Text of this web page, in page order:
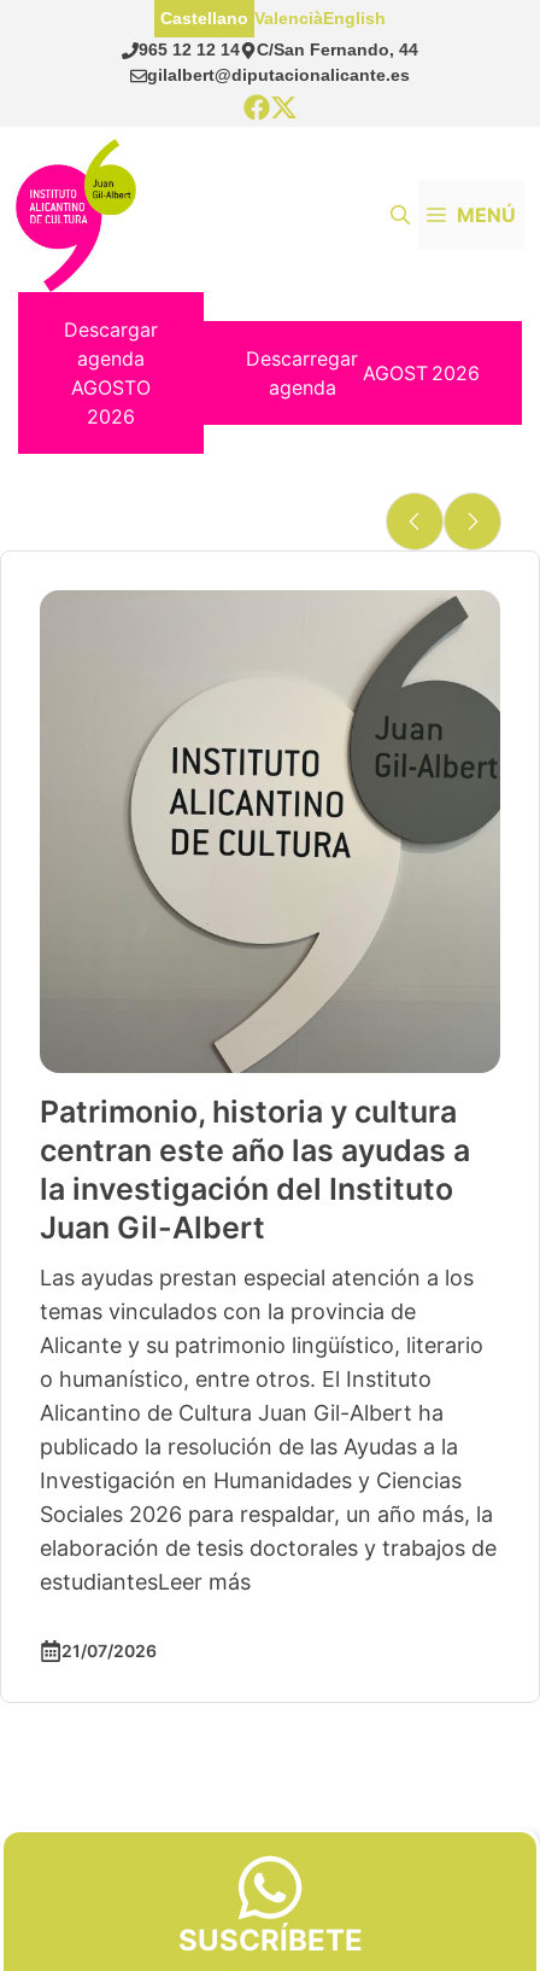
965 12 12 14
C/San Fernando, 44
gilalbert@diputacionalicante.es
Castellano ValenciàEnglish
MENÚ
Descargar
agenda
AGOSTO
2026
Descarregar
agenda
AGOST 2026
Patrimonio, historia y cultura
centran este año las ayudas a
la investigación del Instituto
Juan Gil-Albert
Las ayudas prestan especial atención a los
temas vinculados con la provincia de
Alicante y su patrimonio lingüístico, literario
o humanístico, entre otros. El Instituto
Alicantino de Cultura Juan Gil-Albert ha
publicado la resolución de las Ayudas a la
Investigación en Humanidades y Ciencias
Sociales 2026 para respaldar, un año más, la
elaboración de tesis doctorales y trabajos de
estudiantesLeer más
21/07/2026
SUSCRÍBETE